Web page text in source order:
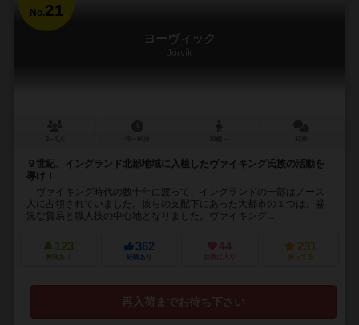
No.21
ヨーヴィック
Jórvík
９世紀、イングランド北部地域に入植したヴァイキング氏族の活動を
導け！
ヴァイキング時代の数十年に渡って、イングランドの一部はノース
人に占領されていました。彼らの支配下にあった大都市の１つは、盛
況な貿易と職人技の中心地となりました。ヴァイキング...
123
興味あり
362
経験あり
44
お気に入り
231
持ってる
再入荷までお待ち下さい